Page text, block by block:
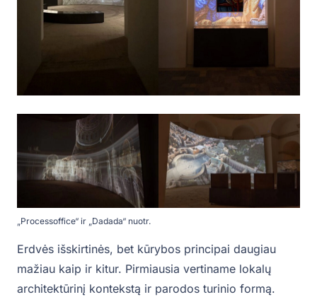
„Processoffice“ ir „Dadada“ nuotr.
Erdvės išskirtinės, bet kūrybos principai daugiau
mažiau kaip ir kitur. Pirmiausia vertiname lokalų
architektūrinį kontekstą ir parodos turinio formą.